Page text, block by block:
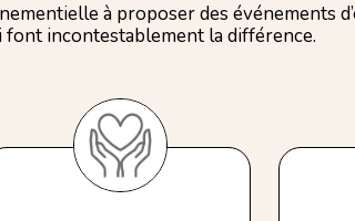
à proposer des événements
font incontestablement la différence.